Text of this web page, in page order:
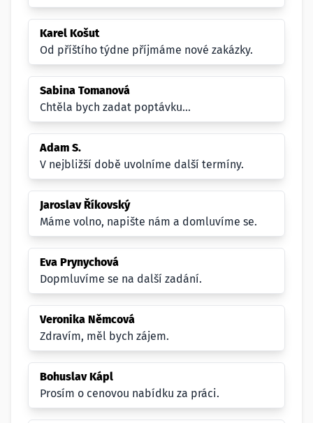
Karel Košut
Od příštího týdne příjmáme nové zakázky.
Sabina Tomanová
Chtěla bych zadat poptávku...
Adam S.
V nejbližší době uvolníme další termíny.
Jaroslav Říkovský
Máme volno, napište nám a domluvíme se.
Eva Prynychová
Dopmluvíme se na další zadání.
Veronika Němcová
Zdravím, měl bych zájem.
Bohuslav Kápl
Prosím o cenovou nabídku za práci.